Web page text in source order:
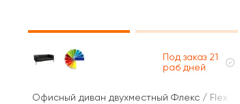
Под заказ 21
раб дней
Офисный диван двухместный Флекс / Flex